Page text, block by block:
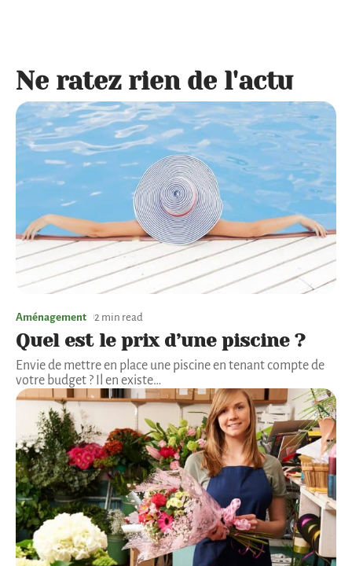
Ne ratez rien de l'actu
Aménagement 2 min read
Quel est le prix d’une piscine ?
Envie de mettre en place une piscine en tenant compte de
votre budget ? Il en existe…